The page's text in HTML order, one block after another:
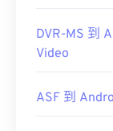
DVR-MS 到
Video
ASF 到